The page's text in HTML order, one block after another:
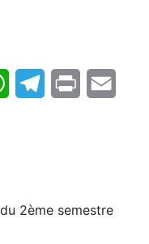
WhatsAppTelegram
Print
2ème semestre